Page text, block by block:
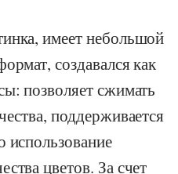
имеет небольшой
создавался как
позволяет сжимать
поддерживается
использование
цветов. За счет